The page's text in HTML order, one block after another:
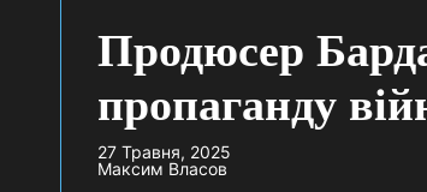
Продюсер
пропаганду
27 Травня, 2025
Максим Власов